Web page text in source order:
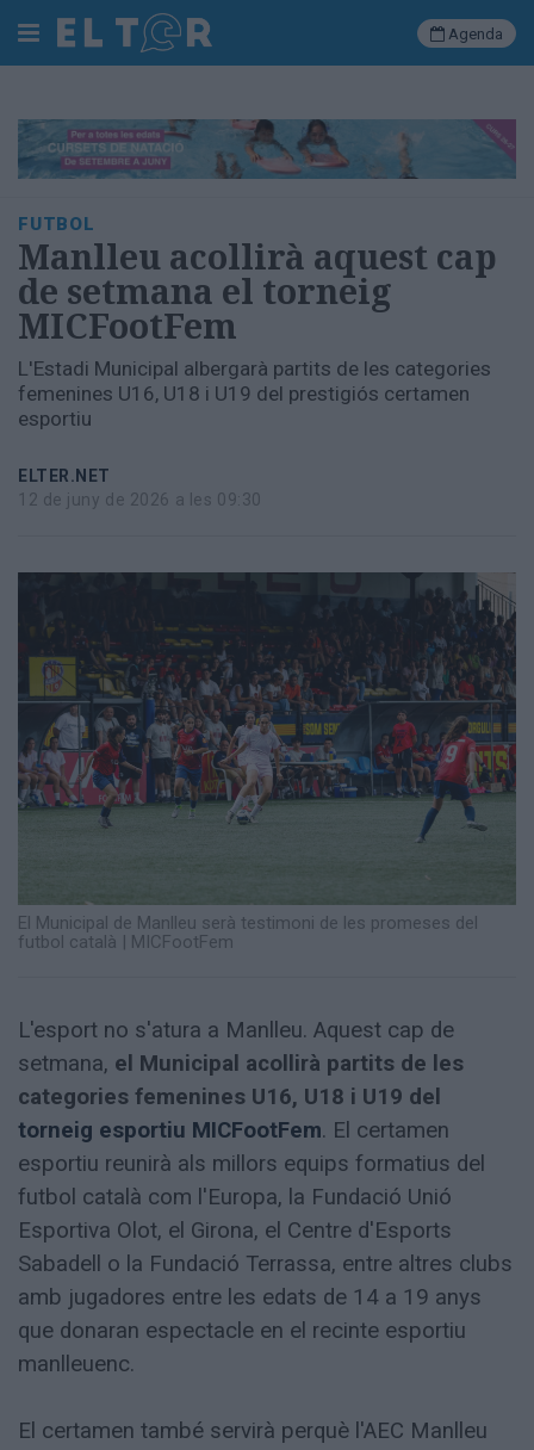
Cerca
Portada
Societat
Política
Municipal
Economia
empresa
Cultura
Esports
Ràdio
Manlleu
les
Agenda
FUTBOL
Manlleu acollirà aquest cap
de setmana el torneig
MICFootFem
L'Estadi Municipal albergarà partits de les categories
femenines U16, U18 i U19 del prestigiós certamen
esportiu
ELTER.NET
12 de juny de 2026 a les 09:30
El Municipal de Manlleu serà testimoni de les promeses del
futbol català | MICFootFem
L'esport no s'atura a Manlleu. Aquest cap de
setmana, el Municipal acollirà partits de les
categories femenines U16, U18 i U19 del
torneig esportiu MICFootFem. El certamen
esportiu reunirà als millors equips formatius del
futbol català com l'Europa, la Fundació Unió
Esportiva Olot, el Girona, el Centre d'Esports
Sabadell o la Fundació Terrassa, entre altres clubs
amb jugadores entre les edats de 14 a 19 anys
que donaran espectacle en el recinte esportiu
manlleuenc.
El certamen també servirà perquè l'AEC Manlleu